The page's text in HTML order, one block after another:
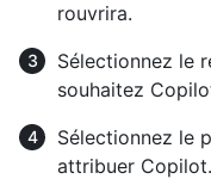
rouvrira.
Sélectionnez le
souhaitez
Sélectionnez le
attribuer Copilot.